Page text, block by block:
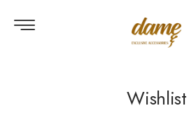
Wishlist